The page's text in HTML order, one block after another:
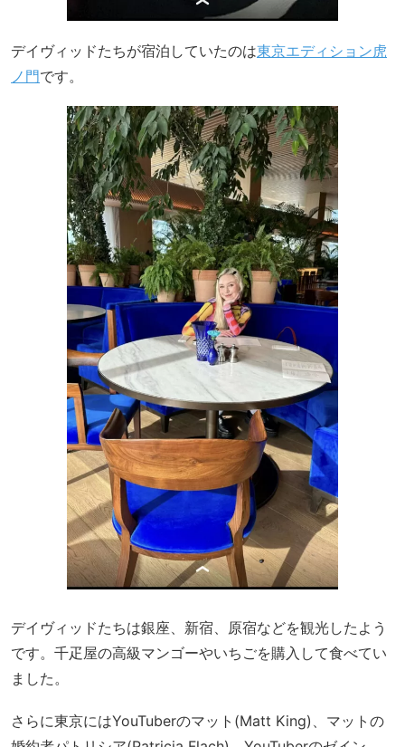
デイヴィッドたちが宿泊していたのは東京エディション虎
ノ門です。
デイヴィッドたちは銀座、新宿、原宿などを観光したよう
です。千疋屋の高級マンゴーやいちごを購入して食べてい
ました。
さらに東京にはYouTuberのマット(Matt King)、マットの